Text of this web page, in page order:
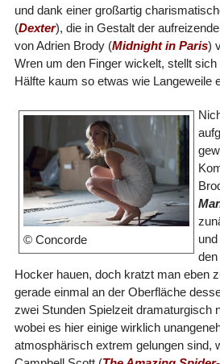
und dank einer großartig
(Dexter), die in Gestalt der
von Adrien Brody (Midnight in Paris)
Wren um den Finger wickelt, stellt
Hälfte kaum so etwas wie Langeweile
© Concorde
Hocker hauen, doch kratzt man eben
gerade einmal an der Oberfläche
zwei Stunden Spielzeit dramaturgisch
wobei es hier einige wirklich
atmosphärisch extrem gelungen sind,